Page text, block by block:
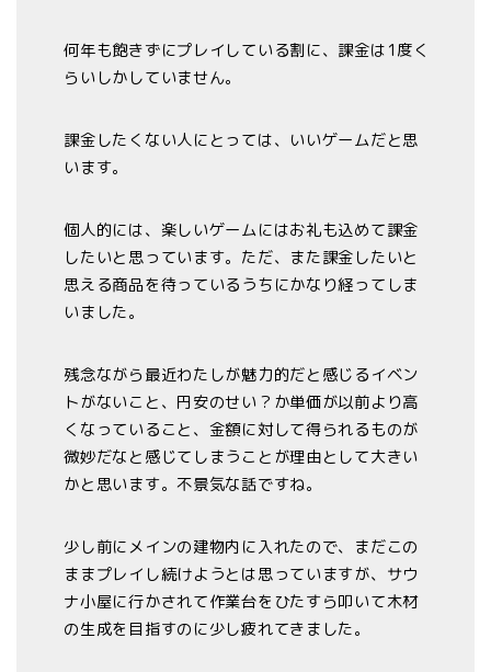
何年も飽きずにプレイしている割に、課金は1度く
らいしかしていません。
課金したくない人にとっては、いいゲームだと思
います。
個人的には、楽しいゲームにはお礼も込めて課金
したいと思っています。ただ、また課金したいと
思える商品を待っているうちにかなり経ってしま
いました。
残念ながら最近わたしが魅力的だと感じるイベン
トがないこと、円安のせい？か単価が以前より高
くなっていること、金額に対して得られるものが
微妙だなと感じてしまうことが理由として大きい
かと思います。不景気な話ですね。
少し前にメインの建物内に入れたので、まだこの
ままプレイし続けようとは思っていますが、サウ
ナ小屋に行かされて作業台をひたすら叩いて木材
の生成を目指すのに少し疲れてきました。